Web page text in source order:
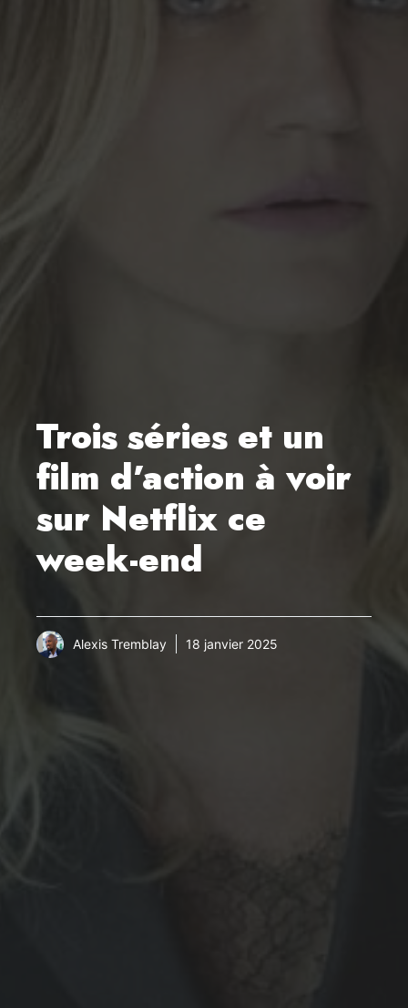
Trois séries et un
film d’action à voir
sur Netflix ce
week-end
Alexis Tremblay 18 janvier 2025